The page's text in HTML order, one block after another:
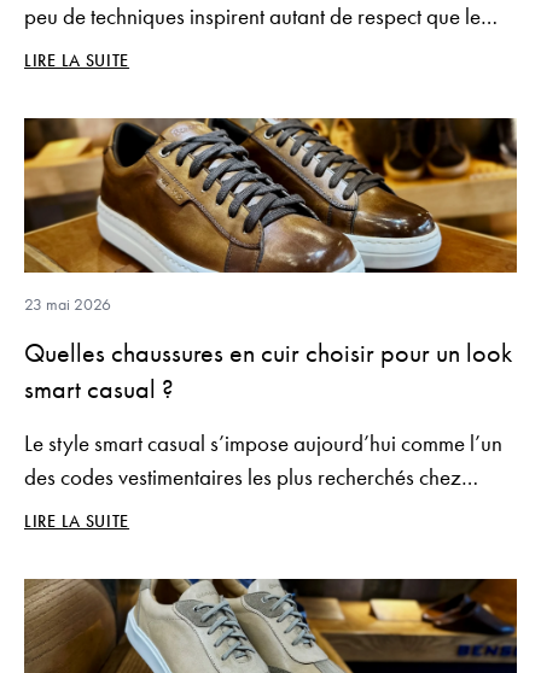
peu de techniques inspirent autant de respect que le
montage Goodyear. Depuis plus d’un siècle, ce
et le raffinement masculin.
LIRE LA SUITE
23 mai 2026
Quelles chaussures en cuir choisir pour un look
smart casual ?
Le style smart casual s’impose aujourd’hui comme l’un
des codes vestimentaires les plus recherchés chez
l’homme moderne. Ni trop formel, ni trop décontracté,
compte, et surtout les chaussures.
LIRE LA SUITE